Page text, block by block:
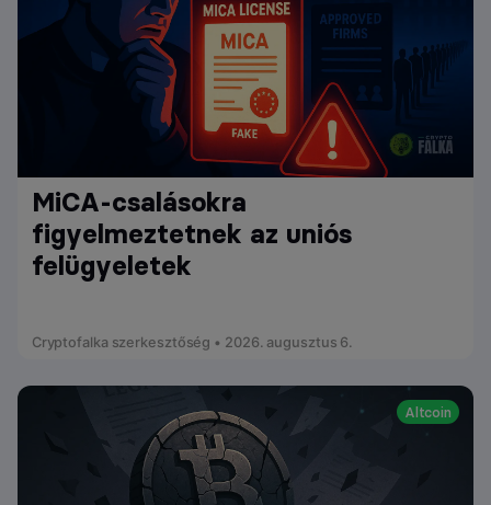
MiCA-csalásokra
figyelmeztetnek az uniós
felügyeletek
Cryptofalka szerkesztőség • 2026. augusztus 6.
Altcoin